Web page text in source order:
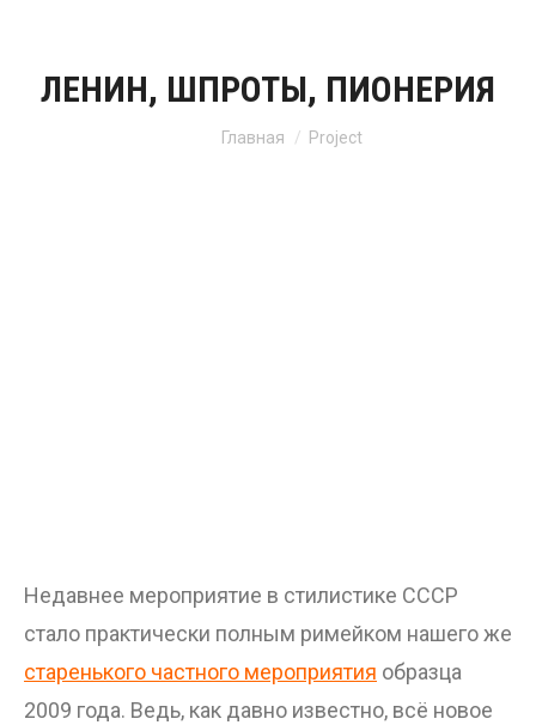
ЛЕНИН, ШПРОТЫ, ПИОНЕРИЯ
Вы здесь:
Главная Project
Недавнее мероприятие в стилистике СССР
стало практически полным римейком нашего же
старенького частного мероприятия образца
2009 года. Ведь, как давно известно, всё новое